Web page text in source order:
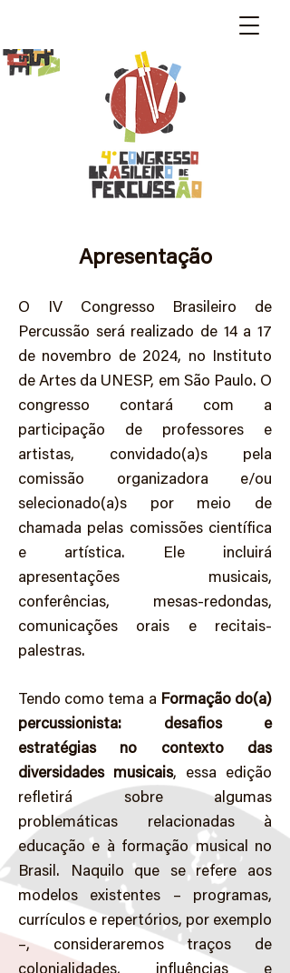
Apresentação
O IV Congresso Brasileiro de
Percussão será realizado de 14 a 17
de novembro de 2024, no Instituto
de Artes da UNESP, em São Paulo. O
congresso contará com a
participação de professores e
artistas, convidado(a)s pela
comissão organizadora e/ou
selecionado(a)s por meio de
chamada pelas comissões científica
e artística. Ele incluirá
apresentações musicais,
conferências, mesas-redondas,
comunicações orais e recitais-
palestras.
Tendo como tema a Formação do(a)
percussionista: desafios e
estratégias no contexto das
diversidades musicais, essa edição
refletirá sobre algumas
problemáticas relacionadas à
educação e à formação musical no
Brasil. Naquilo que se refere aos
modelos existentes – programas,
currículos e repertórios, por exemplo
–, consideraremos traços de
colonialidades, influências e